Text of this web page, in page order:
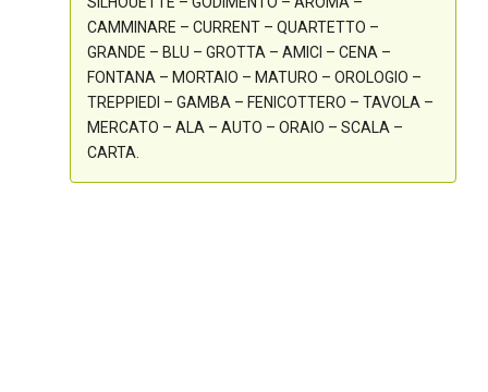
CAMMINARE – CURRENT – QUARTETTO –
GRANDE – BLU – GROTTA – AMICI – CENA –
FONTANA – MORTAIO – MATURO – OROLOGIO –
TREPPIEDI – GAMBA – FENICOTTERO – TAVOLA –
MERCATO – ALA – AUTO – ORAIO – SCALA –
CARTA.